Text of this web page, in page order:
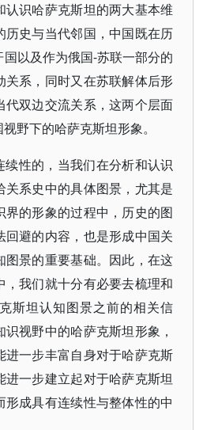
认识哈萨克斯坦的两大基本维
历史与当代邻国，中国既在历
以及作为俄国-苏联一部分的
关系，同时又在苏联解体后形
代双边交流关系，这两个层面
野下的哈萨克斯坦形象。
续性的，当我们在分析和认识
关系史中的具体图景，尤其是
界的形象的过程中，历史的图
避的内容，也是形成中国关
图景的重要基础。因此，在这
我们就十分有必要去梳理和
斯坦认知图景之前的相关信
视野中的哈萨克斯坦形象，
进一步丰富自身对于哈萨克斯
一步建立起对于哈萨克斯坦
成具有连续性与整体性的中